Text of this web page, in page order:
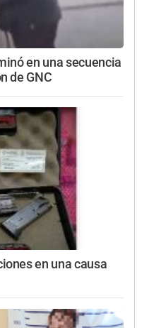
en una secuencia
de GNC
en una causa